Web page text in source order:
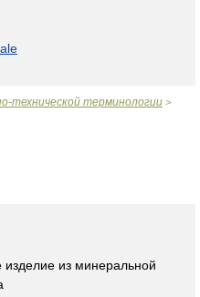
технической терминологии >
изделие из минеральной